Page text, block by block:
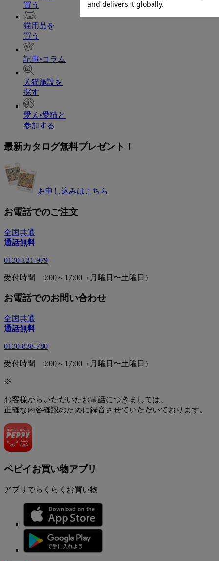
買う
猫用品を
買う
記事•コラム
犬猫施設を
探す
愛犬•愛猫と
参加する
最新カタログ無料プレゼント！
お申し込みはこちら
お電話でのご注文
全国共通
通話無料
0120-121-979
受付時間 9:00～17:00（月曜日〜土曜日）
お電話でのお問い合わせ
全国共通
通話無料
0120-838-780
受付時間 9:00～17:00（月曜日〜土曜日）
※
お客様からいただいたお電話につきましては、
正確な内容確認のために録音させていただいております。
ペピイお買い物アプリ
アプリでらくらくお買い物